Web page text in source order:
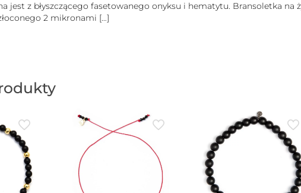
jest z błyszczącego fasetowanego onyksu i hematytu. Bransoletka
2 mikronami […]